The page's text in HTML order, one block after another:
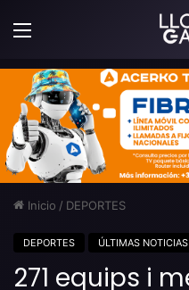
Menú
Inicio / DEPORTES
DEPORTES ÚLTIMAS NOTICIAS
271 equips i